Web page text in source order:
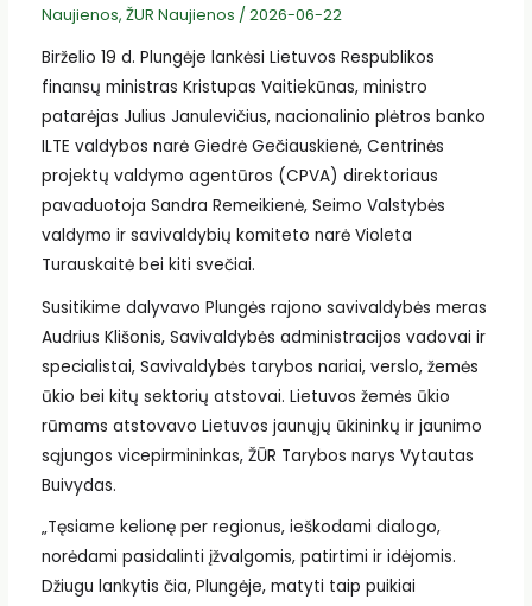
Naujienos, ŽUR Naujienos / 2026-06-22
Birželio 19 d. Plungėje lankėsi Lietuvos Respublikos
finansų ministras Kristupas Vaitiekūnas, ministro
patarėjas Julius Janulevičius, nacionalinio plėtros banko
ILTE valdybos narė Giedrė Gečiauskienė, Centrinės
projektų valdymo agentūros (CPVA) direktoriaus
pavaduotoja Sandra Remeikienė, Seimo Valstybės
valdymo ir savivaldybių komiteto narė Violeta
Turauskaitė bei kiti svečiai.
Susitikime dalyvavo Plungės rajono savivaldybės meras
Audrius Klišonis, Savivaldybės administracijos vadovai ir
specialistai, Savivaldybės tarybos nariai, verslo, žemės
ūkio bei kitų sektorių atstovai. Lietuvos žemės ūkio
rūmams atstovavo Lietuvos jaunųjų ūkininkų ir jaunimo
sąjungos vicepirmininkas, ŽŪR Tarybos narys Vytautas
Buivydas.
„Tęsiame kelionę per regionus, ieškodami dialogo,
norėdami pasidalinti įžvalgomis, patirtimi ir idėjomis.
Džiugu lankytis čia, Plungėje, matyti taip puikiai